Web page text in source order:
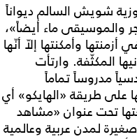
شويش السالم ديواناً
والموسيقى ماء أيضاً»،
وأمكنتها إلاّ أنّها
المكثّفة. وارتأت
مدروساً تماماً
على طريقة «الهايكو» أي
تحت عنوان «مشاهد
لمدن عربية وعالمية